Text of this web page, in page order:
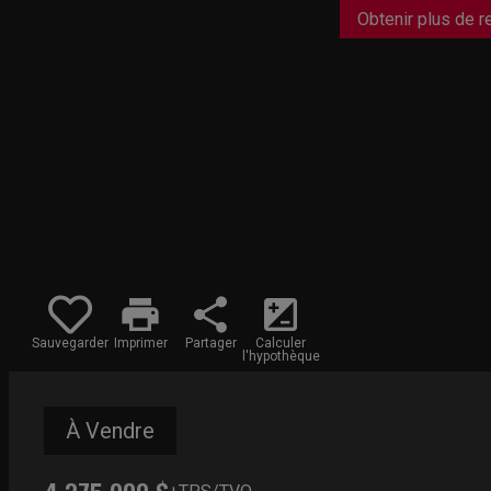
Obtenir plus de
Sauvegarder
print
Imprimer
share
Partager
iso
Calculer
l'hypothèque
À Vendre